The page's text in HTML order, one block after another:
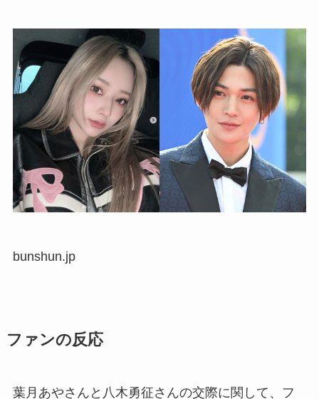
bunshun.jp
ファンの反応
葉月あやさんと八木勇征さんの交際に関して、フ